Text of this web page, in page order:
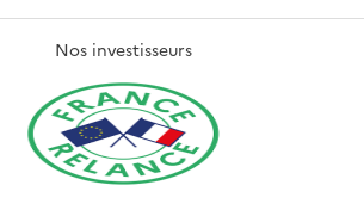
Nos investisseurs